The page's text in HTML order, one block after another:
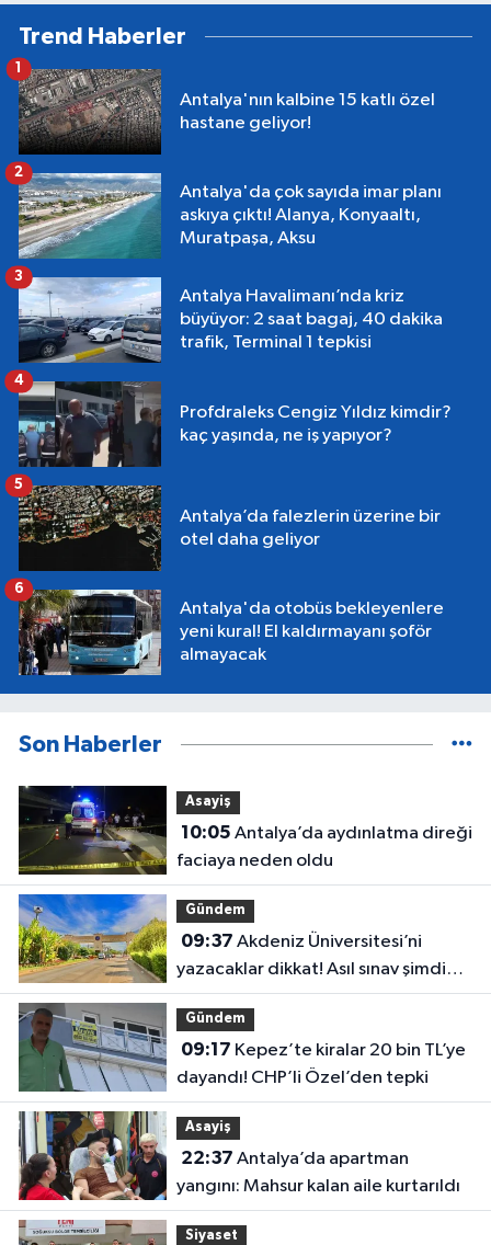
Trend Haberler
Antalya'nın kalbine 15 katlı özel
hastane geliyor!
1
Antalya'da çok sayıda imar planı
askıya çıktı! Alanya, Konyaaltı,
Muratpaşa, Aksu
2
Antalya Havalimanı’nda kriz
büyüyor: 2 saat bagaj, 40 dakika
trafik, Terminal 1 tepkisi
3
Profdraleks Cengiz Yıldız kimdir?
kaç yaşında, ne iş yapıyor?
4
Antalya’da falezlerin üzerine bir
otel daha geliyor
5
Antalya'da otobüs bekleyenlere
yeni kural! El kaldırmayanı şoför
almayacak
6
Son Haberler
Asayiş
10:05
faciaya neden oldu
Gündem
09:37
yazacaklar dikkat! Asıl sınav şimdi
başlıyor
Gündem
09:17
dayandı! CHP’li Özel’den tepki
Asayiş
22:37
yangını: Mahsur kalan aile kurtarıldı
Siyaset